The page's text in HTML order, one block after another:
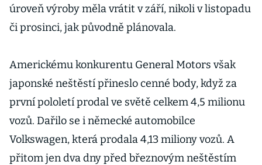
úroveň výroby měla vrátit v září, nikoli v listopadu
či prosinci, jak původně plánovala.
Americkému konkurentu General Motors však
japonské neštěstí přineslo cenné body, když za
první pololetí prodal ve světě celkem 4,5 milionu
vozů. Dařilo se i německé automobilce
Volkswagen, která prodala 4,13 miliony vozů. A
přitom jen dva dny před březnovým neštěstím